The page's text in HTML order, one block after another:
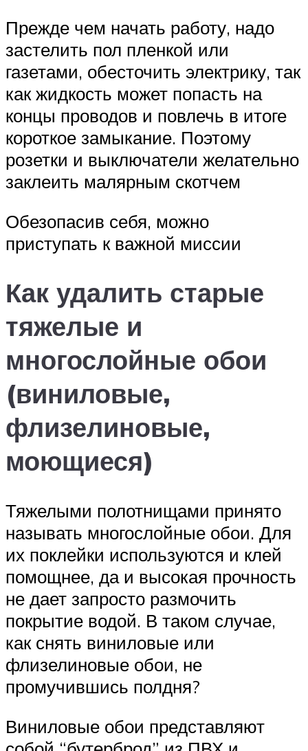
Прежде чем начать работу, надо
застелить пол пленкой или
газетами, обесточить электрику, так
как жидкость может попасть на
концы проводов и повлечь в итоге
короткое замыкание. Поэтому
розетки и выключатели желательно
заклеить малярным скотчем
Обезопасив себя, можно
приступать к важной миссии
Как удалить старые
тяжелые и
многослойные обои
(виниловые,
флизелиновые,
моющиеся)
Тяжелыми полотнищами принято
называть многослойные обои. Для
их поклейки используются и клей
помощнее, да и высокая прочность
не дает запросто размочить
покрытие водой. В таком случае,
как снять виниловые или
флизелиновые обои, не
промучившись полдня?
Виниловые обои представляют